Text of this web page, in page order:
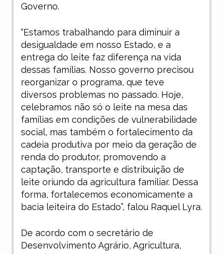
Governo.
“Estamos trabalhando para diminuir a
desigualdade em nosso Estado, e a
entrega do leite faz diferença na vida
dessas famílias. Nosso governo precisou
reorganizar o programa, que teve
diversos problemas no passado. Hoje,
celebramos não só o leite na mesa das
famílias em condições de vulnerabilidade
social, mas também o fortalecimento da
cadeia produtiva por meio da geração de
renda do produtor, promovendo a
captação, transporte e distribuição de
leite oriundo da agricultura familiar. Dessa
forma, fortalecemos economicamente a
bacia leiteira do Estado”, falou Raquel Lyra.
De acordo com o secretário de
Desenvolvimento Agrário, Agricultura,